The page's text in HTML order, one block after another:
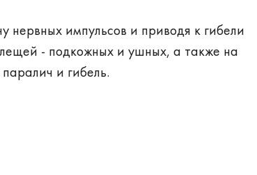
импульсов и приводя к гибели
- подкожных и ушных, а также на
и гибель.